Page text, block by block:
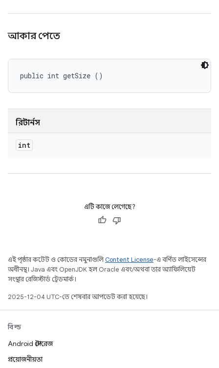
আকার পেতে
public int getSize ()
রিটার্নস
int
এটি কাজে লেগেছে?
এই পৃষ্ঠার কন্টেন্ট ও কোডের নমুনাগুলিContent License-এ বর্ণিত লাইসেন্সের
অধীনস্থ। Java এবং OpenJDK হল Oracle এবং/অথবা তার অ্যাফিলিয়েট
সংস্থার রেজিস্টার্ড ট্রেডমার্ক।
2025-12-04 UTC-তে শেষবার আপডেট করা হয়েছে।
বিল্ড
Android স্টোরেজ
প্রয়োজনীয়তা